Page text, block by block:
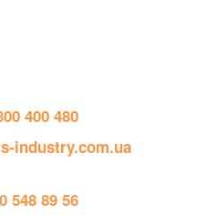
400 480
industry.com.ua
548 89 56